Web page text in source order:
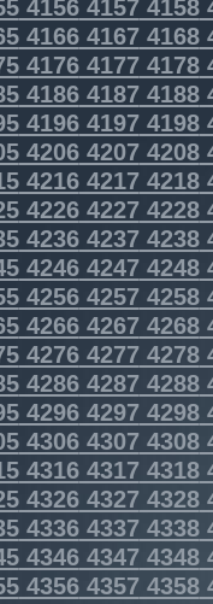
415641574158
416641674168
417641774178
418641874188
419641974198
420642074208
421642174218
422642274228
423642374238
424642474248
425642574258
426642674268
427642774278
42864287 4288
42964297 4298
43064307 4308
43164317 4318
43264327 4328
43364337 4338
43464347 4348
43564357 4358